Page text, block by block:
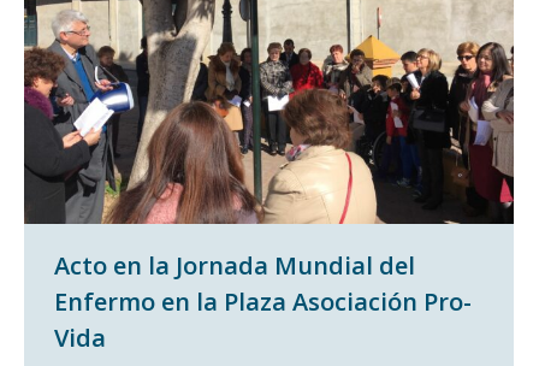
Acto en la Jornada Mundial del
Enfermo en la Plaza Asociación Pro-
Vida